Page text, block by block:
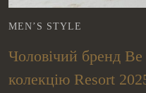
MEN’S STYLE
Чоловічий бренд
колекцію Resort